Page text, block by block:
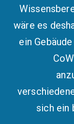
wäre es
ein
sich ein